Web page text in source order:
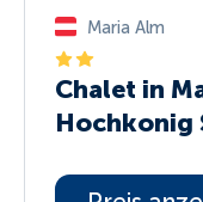
Maria Alm
Chalet in
Hochkonig